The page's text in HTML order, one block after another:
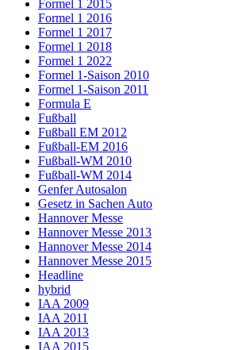
Formel 1 2015
Formel 1 2016
Formel 1 2017
Formel 1 2018
Formel 1 2022
Formel 1-Saison 2010
Formel 1-Saison 2011
Formula E
Fußball
Fußball EM 2012
Fußball-EM 2016
Fußball-WM 2010
Fußball-WM 2014
Genfer Autosalon
Gesetz in Sachen Auto
Hannover Messe
Hannover Messe 2013
Hannover Messe 2014
Hannover Messe 2015
Headline
hybrid
IAA 2009
IAA 2011
IAA 2013
IAA 2015